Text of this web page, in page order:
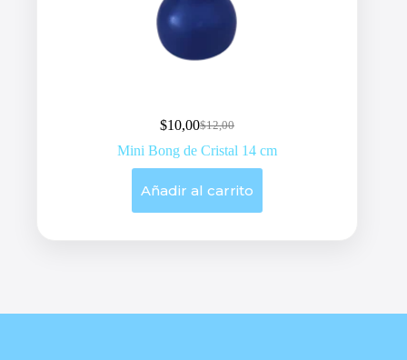
$12,00
Original
price
was:
$10,00Current
price
is:
Mini Bong de Cristal 14 cm
Añadir al carrito